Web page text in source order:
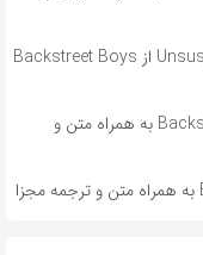
آهنگ انگلیسی Unsuspecting Sunday Afternoon از Backstreet Boys
آهنگ انگلیسی Unmistakable از Backstreet Boys به همراه متن و